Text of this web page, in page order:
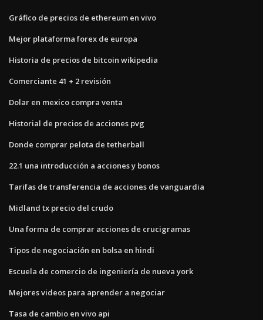
Gráfico de precios de ethereum en vivo
Mejor plataforma forex de europa
Historia de precios de bitcoin wikipedia
Comerciante 41 + 2 revisión
Dolar en mexico compra venta
Historial de precios de acciones pvg
Donde comprar pelota de tetherball
22.1 una introducción a acciones y bonos
Tarifas de transferencia de acciones de vanguardia
Midland tx precio del crudo
Una forma de comprar acciones de crucigramas
Tipos de negociación en bolsa en hindi
Escuela de comercio de ingeniería de nueva york
Mejores videos para aprender a negociar
Tasa de cambio en vivo api